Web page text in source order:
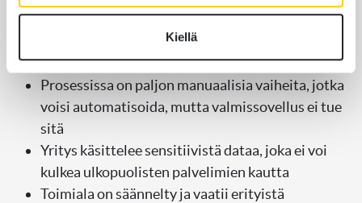
Kiellä
Erityisen selviä tilanteita ovat muun muassa:
Yrityksellä on useita eri järjestelmiä, joiden
täytyy jakaa tietoa saumattomasti keskenään
Prosessissa on paljon manuaalisia vaiheita, jotka
voisi automatisoida, mutta valmissovellus ei tue
sitä
Yritys käsittelee sensitiivistä dataa, joka ei voi
kulkea ulkopuolisten palvelimien kautta
Toimiala on säännelty ja vaatii erityistä